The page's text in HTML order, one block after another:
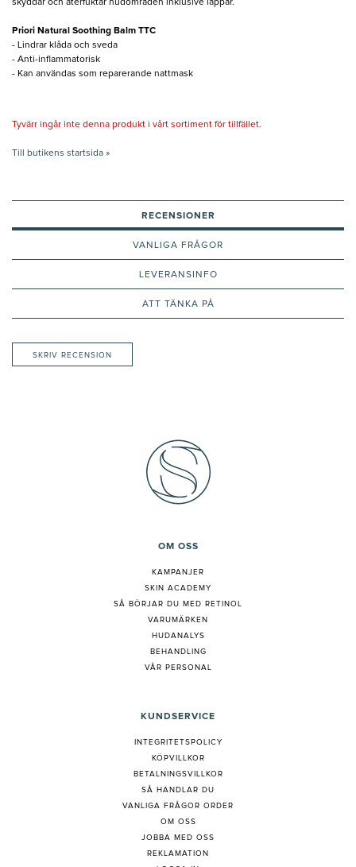
skyddar och återfuktar hudområden inklusive läppar.
Priori Natural Soothing Balm TTC
- Lindrar klåda och sveda
- Anti-inflammatorisk
- Kan användas som reparerande nattmask
Tyvärr ingår inte denna produkt i vårt sortiment för tillfället.
Till butikens startsida »
RECENSIONER
VANLIGA FRÅGOR
LEVERANSINFO
ATT TÄNKA PÅ
SKRIV RECENSION
OM OSS
KAMPANJER
SKIN ACADEMY
SÅ BÖRJAR DU MED RETINOL
VARUMÄRKEN
HUDANALYS
BEHANDLING
VÅR PERSONAL
KUNDSERVICE
INTEGRITETSPOLICY
KÖPVILLKOR
BETALNINGSVILLKOR
SÅ HANDLAR DU
VANLIGA FRÅGOR ORDER
OM OSS
JOBBA MED OSS
REKLAMATION